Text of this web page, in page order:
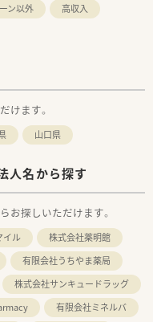
ン以外
高収入
けます。
山口県
人名から探す
お探しいただけます。
イル
株式会社薬明館
有限会社うちやま薬局
株式会社サンキュードラッグ
有限会社ミネルバ